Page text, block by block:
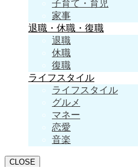
子育て・育児
家事
退職・休職・復職
退職
休職
復職
ライフスタイル
ライフスタイル
グルメ
マネー
恋愛
音楽
CLOSE